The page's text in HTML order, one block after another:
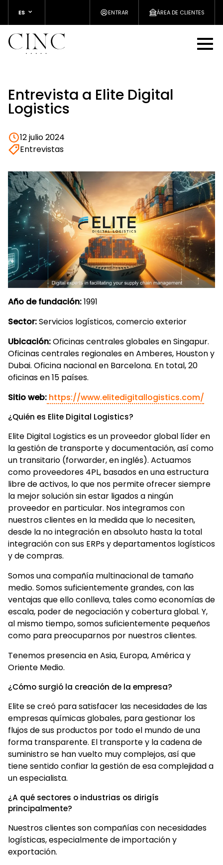
ES ENTRAR ÁREA DE CLIENTES
Entrevista a Elite Digital
Logistics
12 julio 2024
Entrevistas
Año de fundación:1991
Sector:Servicios logísticos, comercio exterior
Ubicación:Oficinas centrales globales en Singapur.
Oficinas centrales regionales en Amberes, Houston y
Dubai. Oficina nacional en Barcelona. En total, 20
oficinas en 15 países.
Sitio web: https://www.elitedigitallogistics.com/
¿Quién es Elite Digital Logistics?
Elite Digital Logistics es un proveedor global líder en
la gestión de transporte y documentación, así como
un transitario (forwarder, en inglés). Actuamos
como proveedores 4PL, basados en una estructura
libre de activos, lo que nos permite ofrecer siempre
la mejor solución sin estar ligados a ningún
proveedor en particular. Nos integramos con
nuestros clientes en la medida que lo necesiten,
desde la no integración en absoluto hasta la total
integración con sus ERPs y departamentos logísticos
y de compras.
Somos una compañía multinacional de tamaño
medio. Somos suficientemente grandes, con las
ventajas que ello conlleva, tales como economías de
escala, poder de negociación y cobertura global. Y,
al mismo tiempo, somos suficientemente pequeños
como para preocuparnos por nuestros clientes.
Tenemos presencia en Asia, Europa, América y
Oriente Medio.
¿Cómo surgió la creación de la empresa?
Elite se creó para satisfacer las necesidades de las
empresas químicas globales, para gestionar los
flujos de sus productos por todo el mundo de una
forma transparente. El transporte y la cadena de
suministro se han vuelto muy complejos, así que
tiene sentido confiar la gestión de esa complejidad a
un especialista.
¿A qué sectores o industrias os dirigís
principalmente?
Nuestros clientes son compañías con necesidades
logísticas, especialmente de importación y
exportación.